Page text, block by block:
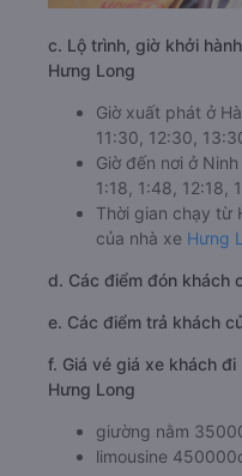
c. Lộ trình, giờ khởi
Hưng Long
Giờ xuất phát ở
11:30, 12:30,
Giờ đến nơi ở
1:18, 1:48, 12:18,
Thời gian chạy từ
của nhà xe Hưng
d. Các điểm đón khách
e. Các điểm trả khách
f. Giá vé giá xe khách đi
Hưng Long
giường nằm
limousine